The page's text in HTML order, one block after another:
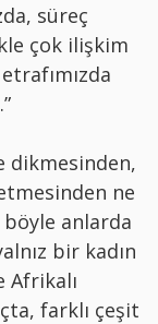
süreç
çok ilişkim
dikmesinden,
ne
böyle anlarda
bir kadın
Afrikalı
farklı çeşit